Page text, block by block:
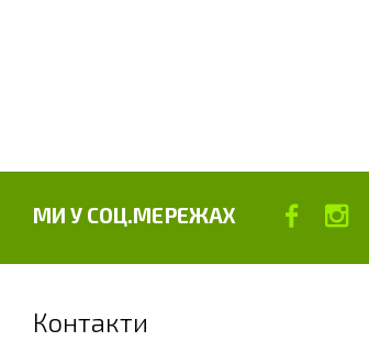
МИ У СОЦ.МЕРЕЖАХ
Контакти